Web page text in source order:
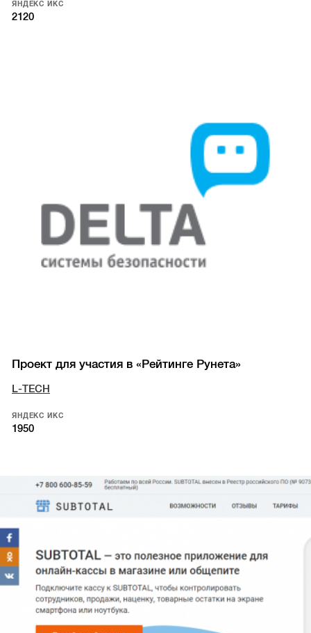
ЯНДЕКС ИКС
2120
Проект для участия в «Рейтинге Рунета»
L-TECH
ЯНДЕКС ИКС
1950